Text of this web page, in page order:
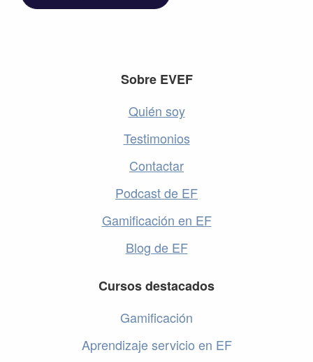
Sobre EVEF
Quién soy
Testimonios
Contactar
Podcast de EF
Gamificación en EF
Blog de EF
Cursos destacados
Gamificación
Aprendizaje servicio en EF